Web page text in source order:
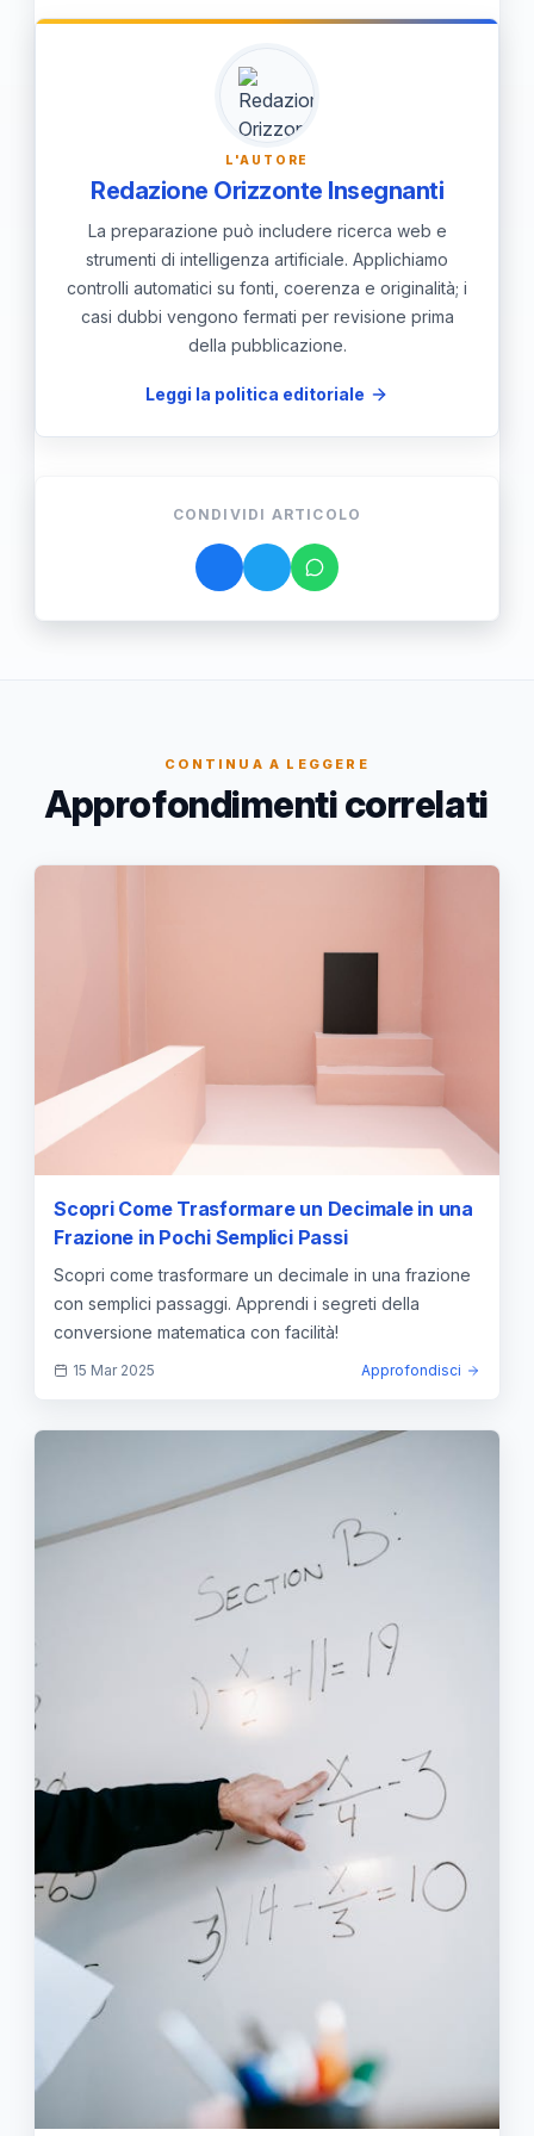
consigliabile compiere esercizi pratici
su piattaforme online o libri di lavoro
L'AUTORE
Redazione Orizzonte Insegnanti
La preparazione può includere ricerca web e
strumenti di intelligenza artificiale. Applichiamo
controlli automatici su fonti, coerenza e originalità; i
casi dubbi vengono fermati per revisione prima
della pubblicazione.
Leggi la politica editoriale
CONDIVIDI ARTICOLO
CONTINUA A LEGGERE
Approfondimenti correlati
Scopri Come Trasformare un Decimale in una
Frazione in Pochi Semplici Passi
Scopri come trasformare un decimale in una frazione
con semplici passaggi. Apprendi i segreti della
conversione matematica con facilità!
15 Mar 2025 Approfondisci